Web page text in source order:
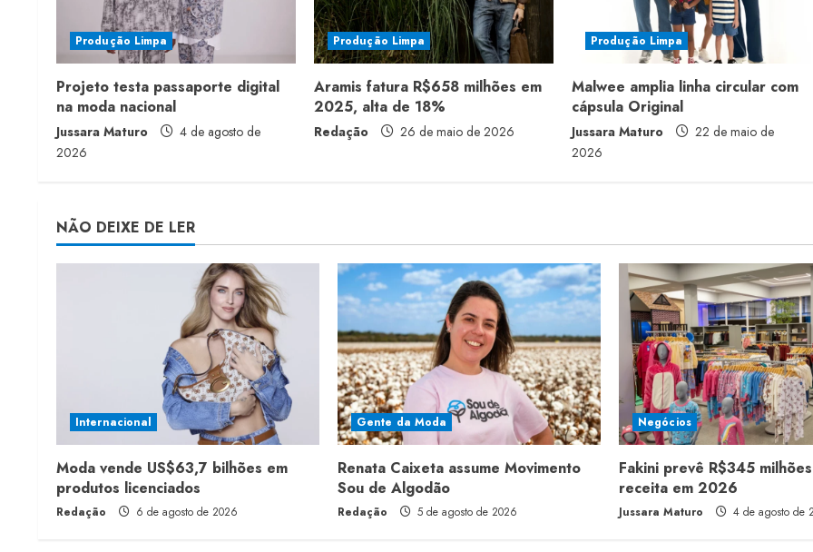
e
R
e
a
i
n
Produção Limpa
Projeto testa passaporte digital
na moda nacional
Jussara Maturo
4 de agosto de
2026
Produção Limpa
Aramis fatura R$658 milhões em
2025, alta de 18%
Redação 26 de maio de 2026
Produção Limpa
Malwee amplia linha circular com
cápsula Original
Jussara Maturo
22 de maio de
2026
NÃO DEIXE DE LER
Internacional
Moda vende US$63,7 bilhões em
produtos licenciados
Redação 6 de agosto de 2026
Gente da Moda
Renata Caixeta assume Movimento
Sou de Algodão
Redação 5 de agosto de 2026
Negócios
Fakini prevê R$345
receita em 2026
Jussara Maturo 4 de agosto de